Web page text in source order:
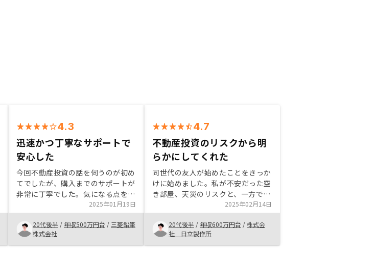
4.3
迅速かつ丁寧なサポートで
安心した
今回不動産投資の話を伺うのが初め
てでしたが、購入までのサポートが
非常に丁寧でした。気になる点を質
問した際の回答も迅速で信頼できま
した。営業に圧がなくごく自然な雰
囲気で進めていただいたのも好印象
でした。
2025年01月19日
20代後半 / 年収500万円台 / 三菱鉛筆
株式会社
4.7
不動産投資のリスクから明
らかにしてくれた
同世代の友人が始めたことをきっか
けに始めました。私が不安だった空
き部屋、天災のリスクと、一方で不
動産投資のメリットを明らかにいた
だいたことがRENOSYに決めた理由
です。専門用語や仕組みについてわ
からないことだらけなので、些細な
ことでも購入前に何でも聞いてみる
2025年02月14日
20代後半 / 年収600万円台 /株式会
社 日立製作所